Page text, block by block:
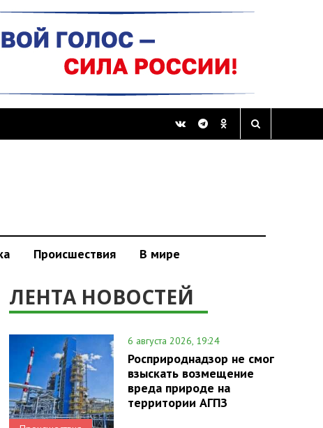
Происшествия В мире
ЛЕНТА НОВОСТЕЙ
6 августа 2026, 19:24
Росприроднадзор не смог
взыскать возмещение
вреда природе на
территории АГПЗ